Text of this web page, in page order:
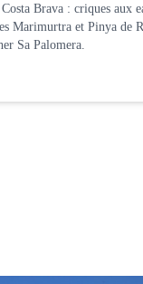
Brava : criques aux
Marimurtra et Pinya de
Sa Palomera.